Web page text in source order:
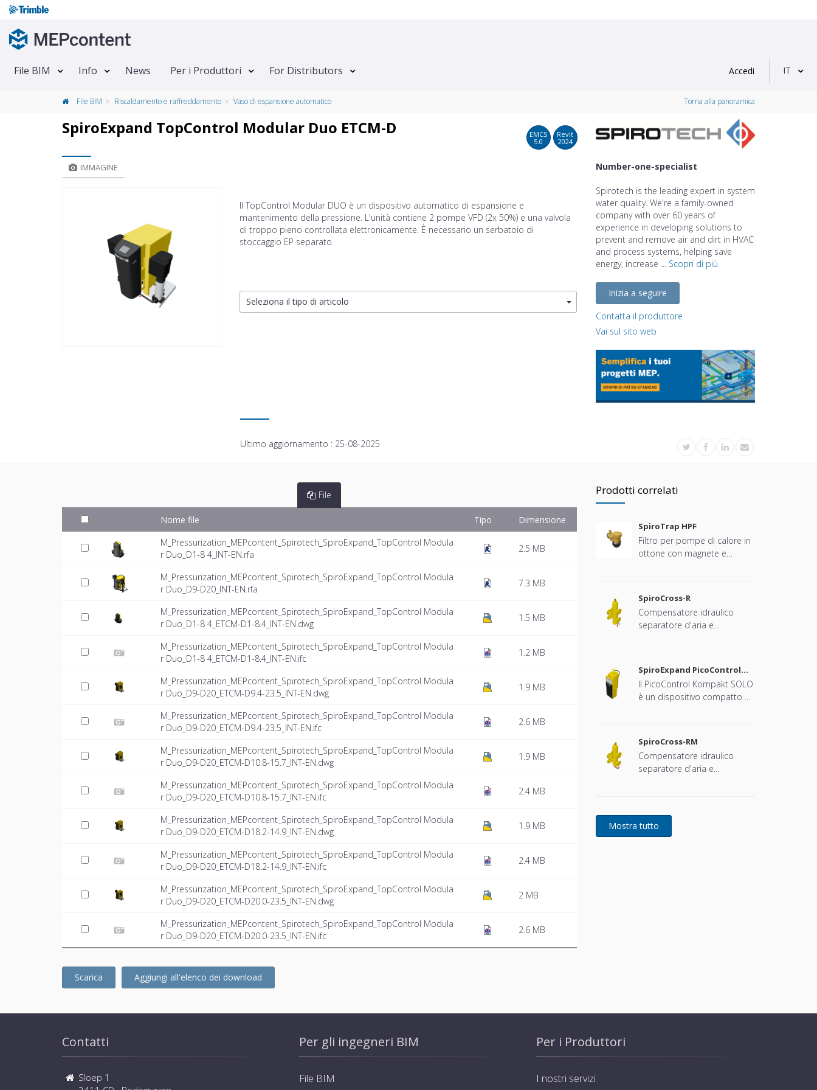
File BIM Info News Per i Produttori For Distributors Accedi IT
File BIM Riscaldamento e raffreddamento Vaso di espansione automatico Torna alla panoramica
SpiroExpand TopControl Modular Duo ETCM-D
EMCS
5.0
Revit
2024
IMMAGINE
Il TopControl Modular DUO è un dispositivo automatico di espansione e
mantenimento della pressione. L'unità contiene 2 pompe VFD (2x 50%) e una valvola
di troppo pieno controllata elettronicamente. È necessario un serbatoio di
stoccaggio EP separato.
Seleziona il tipo di articolo
Number-one-specialist
Spirotech is the leading expert in system
water quality. We're a family-owned
company with over 60 years of
experience in developing solutions to
prevent and remove air and dirt in HVAC
and process systems, helping save
energy, increase ... Scopri di più
Inizia a seguire
Contatta il produttore
Vai sul sito web
Ultimo aggiornamento : 25-08-2025
File
Nome file Tipo
Dimensione
M_Pressurization_MEPcontent_Spirotech_SpiroExpand_TopControl Modula
r Duo_D1-8 4_INT-EN.rfa
2.5 MB
M_Pressurization_MEPcontent_Spirotech_SpiroExpand_TopControl Modula
r Duo_D9-D20_INT-EN.rfa
7.3 MB
M_Pressurization_MEPcontent_Spirotech_SpiroExpand_TopControl Modula
r Duo_D1-8 4_ETCM-D1-8.4_INT-EN.dwg
1.5 MB
M_Pressurization_MEPcontent_Spirotech_SpiroExpand_TopControl Modula
r Duo_D1-8 4_ETCM-D1-8.4_INT-EN.ifc
1.2 MB
M_Pressurization_MEPcontent_Spirotech_SpiroExpand_TopControl Modula
r Duo_D9-D20_ETCM-D9.4-23.5_INT-EN.dwg
1.9 MB
M_Pressurization_MEPcontent_Spirotech_SpiroExpand_TopControl Modula
r Duo_D9-D20_ETCM-D9.4-23.5_INT-EN.ifc
2.6 MB
M_Pressurization_MEPcontent_Spirotech_SpiroExpand_TopControl Modula
r Duo_D9-D20_ETCM-D10.8-15.7_INT-EN.dwg
1.9 MB
M_Pressurization_MEPcontent_Spirotech_SpiroExpand_TopControl Modula
r Duo_D9-D20_ETCM-D10.8-15.7_INT-EN.ifc
2.4 MB
M_Pressurization_MEPcontent_Spirotech_SpiroExpand_TopControl Modula
r Duo_D9-D20_ETCM-D18.2-14.9_INT-EN.dwg
1.9 MB
M_Pressurization_MEPcontent_Spirotech_SpiroExpand_TopControl Modula
r Duo_D9-D20_ETCM-D18.2-14.9_INT-EN.ifc
2.4 MB
M_Pressurization_MEPcontent_Spirotech_SpiroExpand_TopControl Modula
r Duo_D9-D20_ETCM-D20.0-23.5_INT-EN.dwg
2 MB
M_Pressurization_MEPcontent_Spirotech_SpiroExpand_TopControl Modula
r Duo_D9-D20_ETCM-D20.0-23.5_INT-EN.ifc
2.6 MB
Scarica Aggiungi all'elenco dei download
Prodotti correlati
SpiroTrap HPF
Filtro per pompe di calore in
ottone con magnete e
SpiroCross-R
Compensatore idraulico
separatore d'aria e
SpiroExpand PicoControl
Kompact Solo EPCK-S
Il PicoControl Kompakt SOLO
è un dispositivo compatto di
pompa (1x 100%) e una
valvola di troppopieno. È
integrato un vaso di
SpiroCross-RM
Compensatore idraulico
separatore d'aria e
Contatti
Sloep 1
Per gli ingegneri BIM
File BIM
Per i Produttori
I nostri servizi